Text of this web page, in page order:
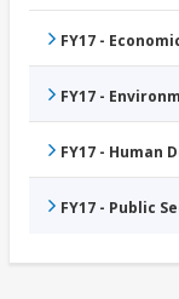
FY17 -
FY17 -
FY17 - Human
FY17 - Public